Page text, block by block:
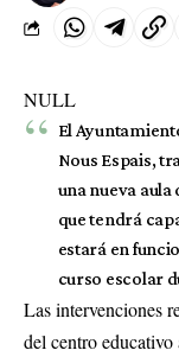
NULL
El
Nous Espais,
una nueva aula
que tendrá
estará en
curso escolar
Las intervenciones
del centro